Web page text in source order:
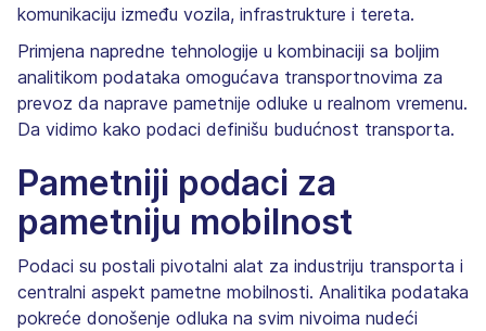
komunikaciju između vozila, infrastrukture i tereta.
Primjena napredne tehnologije u kombinaciji sa boljim
analitikom podataka omogućava transportnovima za
prevoz da naprave pametnije odluke u realnom vremenu.
Da vidimo kako podaci definišu budućnost transporta.
Pametniji podaci za
pametniju mobilnost
Podaci su postali pivotalni alat za industriju transporta i
centralni aspekt pametne mobilnosti. Analitika podataka
pokreće donošenje odluka na svim nivoima nudeći